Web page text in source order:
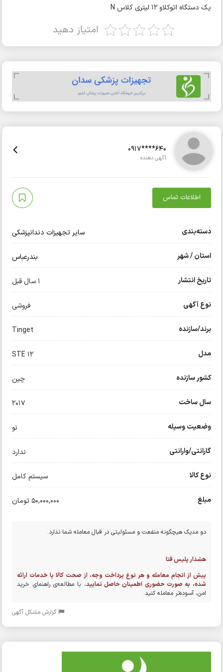
یک دستگاه اتوکلاو ۱۲ لیتری کلاس N
امتیاز دهید
0917****640
آگهی دهنده
اطلاعات تماس
دسته‌بندی سایر تجهیزات دندانپزشکی
استان / شهر بندرعباس
تاریخ انتشار 1 سال قبل
نوع آگهی فروشی
برند/سازنده Tinget
مدل STE 12
کشور سازنده چین
سال ساخت ۲۰۱۷
وضعیت وسیله نو
گارانتی/وارانتی ندارد
نوع کالا سیستم کامل
مبلغ 50,000,000 تومان
دو مدیک هیچگونه منفعت و مسئولیتی در قبال معامله شما ندارد.
هشدار پلیس فتا
پیش از انجام معامله و هر نوع پرداخت وجه، از صحت کالا یا خدمات ارائه
شده، به صورت حضوری اطمینان حاصل نمایید. با مطالعه‌ی راهنمای خرید
امن، آسوده‌تر معامله کنید.
گزارش مشکل آگهی